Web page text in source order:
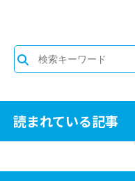
読まれている記事